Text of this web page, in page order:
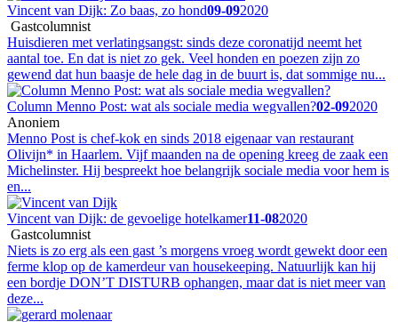
Vincent van Dijk: Zo baas, zo hond09-092020
Gastcolumnist
Huisdieren met verlatingsangst: sinds deze coronatijd neemt het
aantal toe. En dat is niet zo gek. Veel honden en poezen zijn zo
gewend dat hun baasje de hele dag in de buurt is, dat sommige nu...
Column Menno Post: wat als sociale media wegvallen?02-092020
Anoniem
Menno Post is chef-kok en sinds 2018 eigenaar van restaurant
Olivijn* in Haarlem. Vijf maanden na de opening kreeg de zaak een
Michelinster. Hij bespreekt hoe belangrijk sociale media voor hem is
en...
Vincent van Dijk: de gevoelige hotelkamer11-082020
Gastcolumnist
Niets is zo erg als een gast ’s morgens vroeg wordt gewekt door een
ferme klop op de kamerdeur van housekeeping. Natuurlijk kan hij
een bordje DON’T DISTURB ophangen, maar dat is niet meer van
deze...